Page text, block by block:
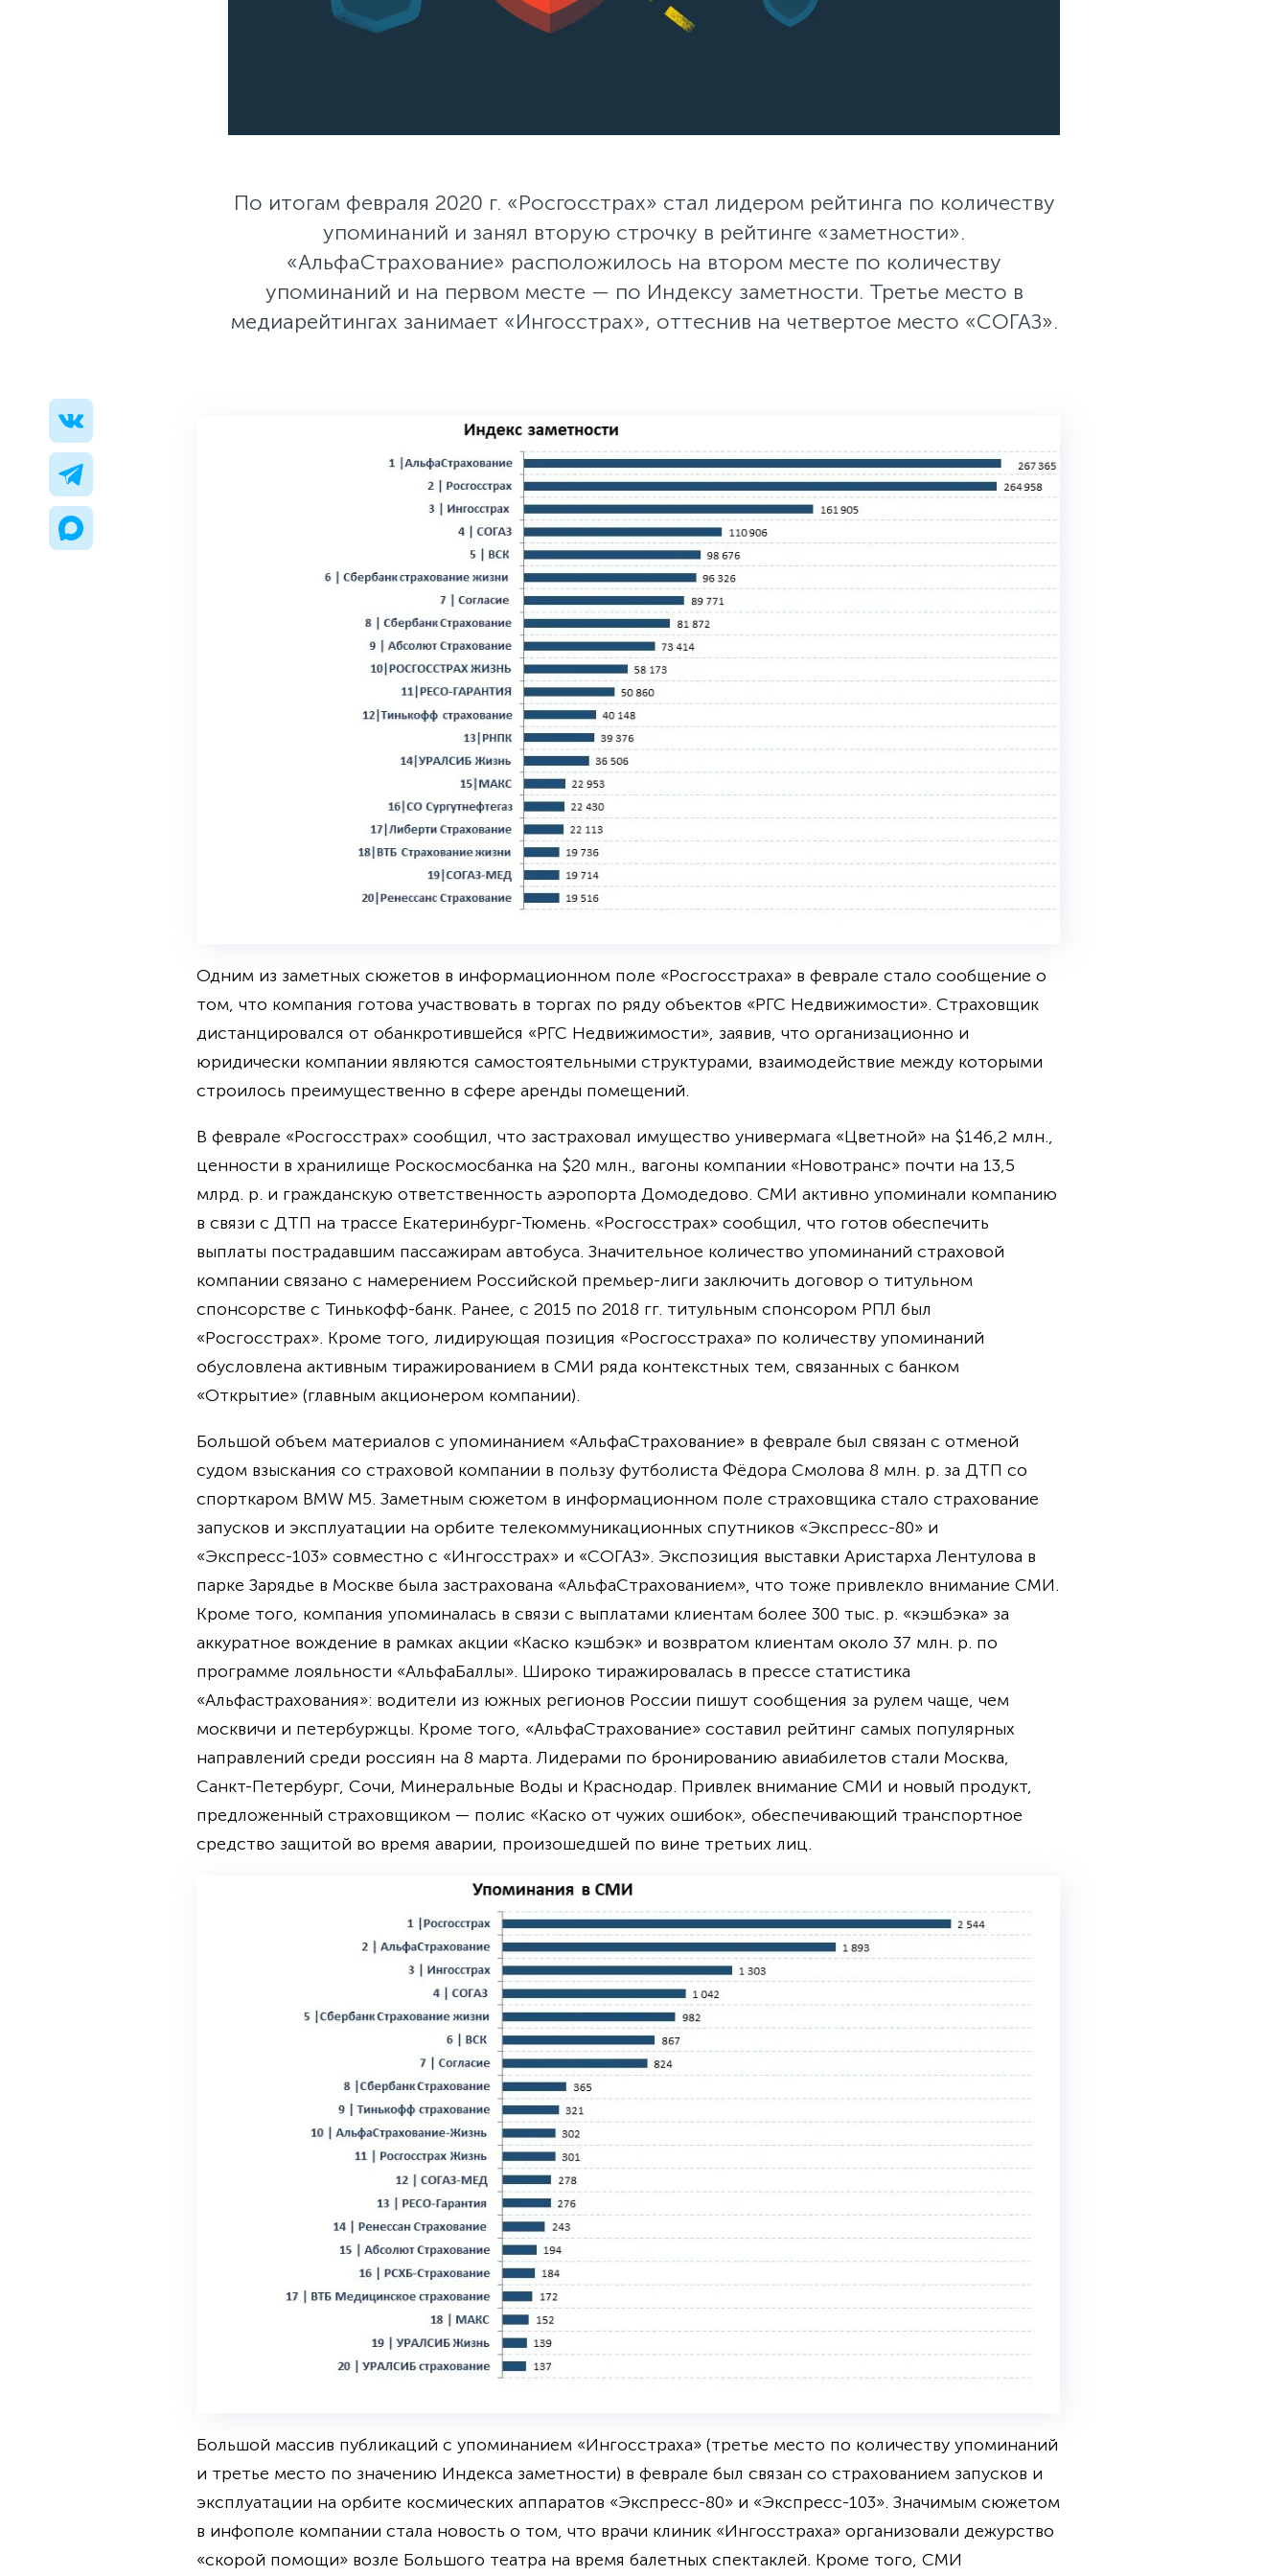
По итогам февраля 2020 г. «Росгосстрах» стал лидером рейтинга по количеству
упоминаний и занял вторую строчку в рейтинге «заметности».
«АльфаСтрахование» расположилось на втором месте по количеству
упоминаний и на первом месте — по Индексу заметности. Третье место в
медиарейтингах занимает «Ингосстрах», оттеснив на четвертое место «СОГАЗ».
Одним из заметных сюжетов в информационном поле «Росгосстраха» в феврале стало сообщение о
том, что компания готова участвовать в торгах по ряду объектов «РГС Недвижимости». Страховщик
дистанцировался от обанкротившейся «РГС Недвижимости», заявив, что организационно и
юридически компании являются самостоятельными структурами, взаимодействие между которыми
строилось преимущественно в сфере аренды помещений.
В феврале «Росгосстрах» сообщил, что застраховал имущество универмага «Цветной» на $146,2 млн.,
ценности в хранилище Роскосмосбанка на $20 млн., вагоны компании «Новотранс» почти на 13,5
млрд. р. и гражданскую ответственность аэропорта Домодедово. СМИ активно упоминали компанию
в связи с ДТП на трассе Екатеринбург-Тюмень. «Росгосстрах» сообщил, что готов обеспечить
выплаты пострадавшим пассажирам автобуса. Значительное количество упоминаний страховой
компании связано с намерением Российской премьер-лиги заключить договор о титульном
спонсорстве с Тинькофф-банк. Ранее, с 2015 по 2018 гг. титульным спонсором РПЛ был
«Росгосстрах». Кроме того, лидирующая позиция «Росгосстраха» по количеству упоминаний
обусловлена активным тиражированием в СМИ ряда контекстных тем, связанных с банком
«Открытие» (главным акционером компании).
Большой объем материалов с упоминанием «АльфаСтрахование» в феврале был связан с отменой
судом взыскания со страховой компании в пользу футболиста Фёдора Смолова 8 млн. р. за ДТП со
спорткаром BMW M5. Заметным сюжетом в информационном поле страховщика стало страхование
запусков и эксплуатации на орбите телекоммуникационных спутников «Экспресс-80» и
«Экспресс-103» совместно с «Ингосстрах» и «СОГАЗ». Экспозиция выставки Аристарха Лентулова в
парке Зарядье в Москве была застрахована «АльфаСтрахованием», что тоже привлекло внимание СМИ.
Кроме того, компания упоминалась в связи с выплатами клиентам более 300 тыс. р. «кэшбэка» за
аккуратное вождение в рамках акции «Каско кэшбэк» и возвратом клиентам около 37 млн. р. по
программе лояльности «АльфаБаллы». Широко тиражировалась в прессе статистика
«Альфастрахования»: водители из южных регионов России пишут сообщения за рулем чаще, чем
москвичи и петербуржцы. Кроме того, «АльфаСтрахование» составил рейтинг самых популярных
направлений среди россиян на 8 марта. Лидерами по бронированию авиабилетов стали Москва,
Санкт-Петербург, Сочи, Минеральные Воды и Краснодар. Привлек внимание СМИ и новый продукт,
предложенный страховщиком — полис «Каско от чужих ошибок», обеспечивающий транспортное
средство защитой во время аварии, произошедшей по вине третьих лиц.
Большой массив публикаций с упоминанием «Ингосстраха» (третье место по количеству упоминаний
и третье место по значению Индекса заметности) в феврале был связан со страхованием запусков и
эксплуатации на орбите космических аппаратов «Экспресс-80» и «Экспресс-103». Значимым сюжетом
в инфополе компании стала новость о том, что врачи клиник «Ингосстраха» организовали дежурство
«скорой помощи» возле Большого театра на время балетных спектаклей. Кроме того, СМИ